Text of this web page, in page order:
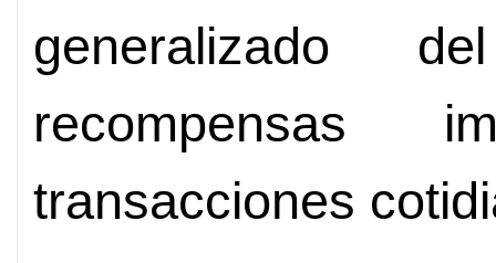
generalizado
recompensas
transacciones